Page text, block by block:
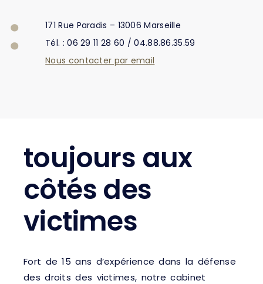
171 Rue Paradis – 13006 Marseille
Tél. : 06 29 11 28 60 / 04.88.86.35.59
Nous contacter par email
toujours aux
côtés des
victimes
Fort de 15 ans d’expérience dans la défense
des droits des victimes, notre cabinet